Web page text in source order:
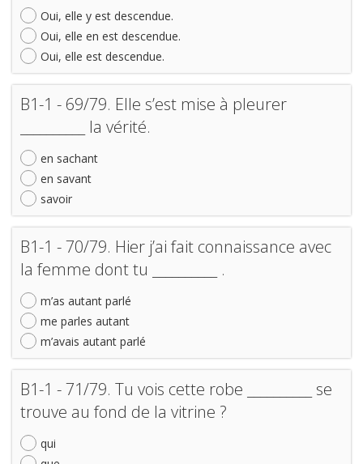
Oui, elle y est descendue.
Oui, elle en est descendue.
Oui, elle est descendue.
B1-1 - 69/79. Elle s’est mise à pleurer
__________ la vérité.
en sachant
en savant
savoir
B1-1 - 70/79. Hier j’ai fait connaissance avec
la femme dont tu __________ .
m’as autant parlé
me parles autant
m’avais autant parlé
B1-1 - 71/79. Tu vois cette robe __________ se
trouve au fond de la vitrine ?
qui